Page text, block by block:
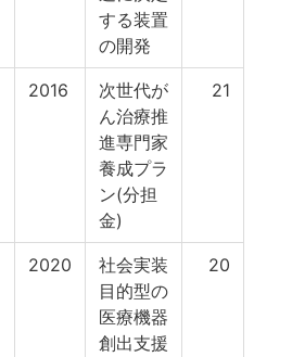
する装置
の開発
2016
次世代が
ん治療推
進専門家
養成プラ
ン(分担
金)
21
2020
社会実装
目的型の
医療機器
創出支援
20